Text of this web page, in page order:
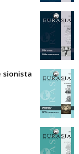
sionista